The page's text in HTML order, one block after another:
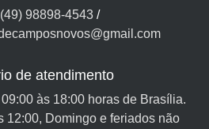
(49) 98898-4543/
de atendimento
às 18:00 horas de Brasília.
12:00, Domingo e feriados não